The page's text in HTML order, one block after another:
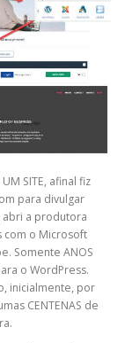
SITE, afinal fiz
para divulgar
abri a produtora
com o Microsoft
Somente ANOS
o WordPress.
inicialmente, por
CENTENAS de